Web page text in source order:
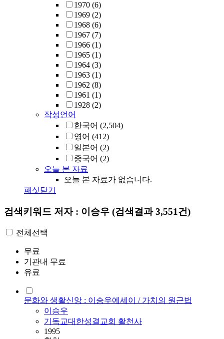
1970 (6)
1969 (2)
1968 (6)
1967 (7)
1966 (1)
1965 (1)
1964 (3)
1963 (1)
1962 (8)
1961 (1)
1928 (2)
작성언어
한국어 (2,504)
영어 (412)
일본어 (2)
중국어 (2)
오늘 본 자료
오늘 본 자료가 없습니다.
패싯닫기
검색키워드 저자 : 이승우 (검색결과 3,551건)
전체선택
무료
기관내 무료
유료
문화와 생활신앙 : 이승우에세이 / 가치의 원근법
이승우
기독교대한성결교회 활천사
1995